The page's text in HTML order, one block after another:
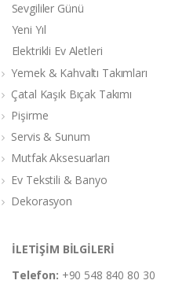
Sevgililer Günü
Yeni Yıl
Elektrikli Ev Aletleri
Yemek & Kahvaltı Takımları
Çatal Kaşık Bıçak Takımı
Pişirme
Servis & Sunum
Mutfak Aksesuarları
Ev Tekstili & Banyo
Dekorasyon
İLETİŞİM BİLGİLERİ
Telefon: +90 548 840 80 30